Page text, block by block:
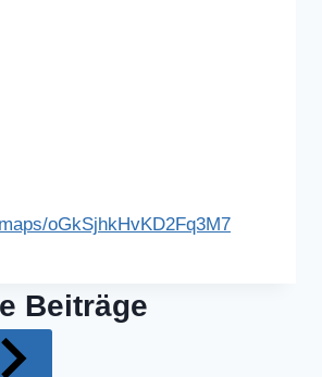
oGkSjhkHvKD2Fq3M7
Beiträge